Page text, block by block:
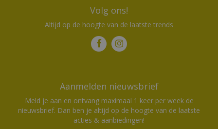
Volg ons!
Altijd op de hoogte van de laatste trends
Aanmelden nieuwsbrief
Meld je aan en ontvang maximaal 1 keer per week de
nieuwsbrief. Dan ben je altijd op de hoogte van de laatste
acties & aanbiedingen!